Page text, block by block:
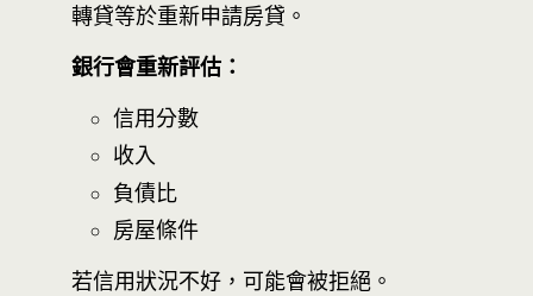
轉貸等於重新申請房貸。
銀行會重新評估：
信用分數
收入
負債比
房屋條件
若信用狀況不好，可能會被拒絕。